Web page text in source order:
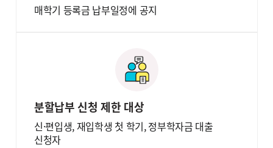
매학기 등록금 납부일정에 공지
분할납부 신청 제한 대상
신·편입생, 재입학생 첫 학기, 정부학자금 대출
신청자